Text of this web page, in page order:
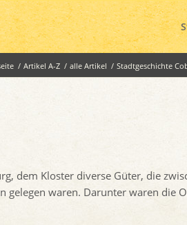
/ Artikel A-Z / alle Artikel / Stadtgeschichte
dem Kloster diverse Güter, die
gelegen waren. Darunter waren die